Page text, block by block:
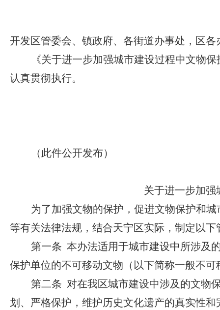
开发区管委会、镇政府、各街道办事处，区
《关于进一步加强城市建设过程中文物
认真贯彻执行。
（此件公开发布）
关于进一步加
为了加强文物的保护，促进文物保护和
等有关法律法规，结合天宁区实际，制定以下
第一条 本办法适用于城市建设中所涉及
保护单位的不可移动文物（以下简称一般不可
第二条 对在我区城市建设中涉及的文物
划、严格保护，维护历史文化遗产的真实性